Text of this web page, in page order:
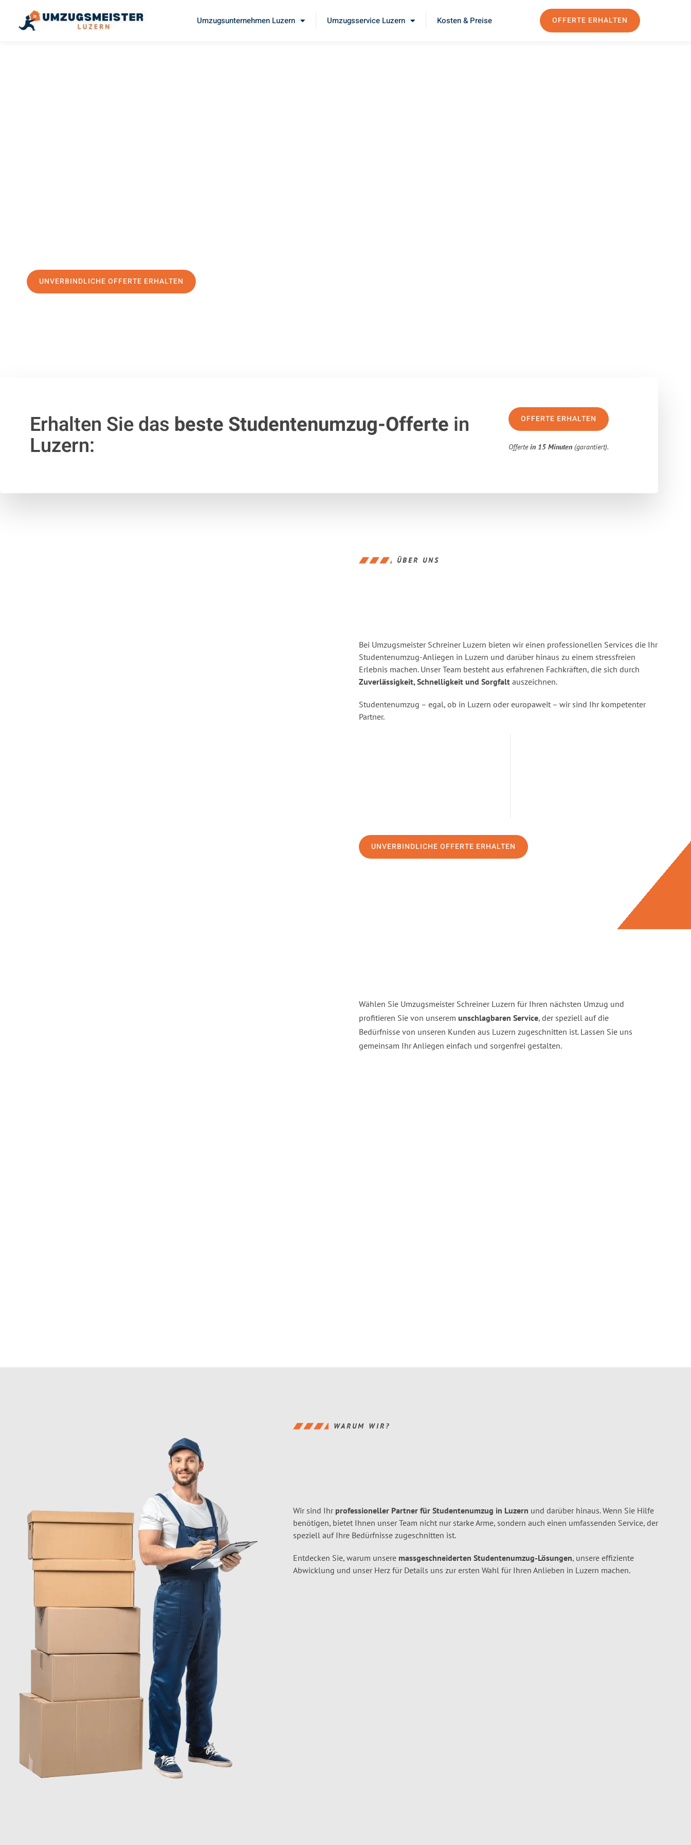
Umzugsunternehmen Luzern Umzugsservice Luzern Kosten & Preise OFFERTE ERHALTEN
UNVERBINDLICHE OFFERTE ERHALTEN
Erhalten Sie das beste Studentenumzug-Offerte in
Luzern:
OFFERTE ERHALTEN
Offertein 15 Minuten (garantiert).
ÜBER UNS
Bei Umzugsmeister Schreiner Luzern bieten wir einen professionellen Services die Ihr
Studentenumzug-Anliegen in Luzern und darüber hinaus zu einem stressfreien
Erlebnis machen. Unser Team besteht aus erfahrenen Fachkräften, die sich durch
Zuverlässigkeit, Schnelligkeit und Sorgfalt auszeichnen.
Studentenumzug – egal, ob in Luzern oder europaweit – wir sind Ihr kompetenter
Partner.
UNVERBINDLICHE OFFERTE ERHALTEN
Wählen Sie Umzugsmeister Schreiner Luzern für Ihren nächsten Umzug und
profitieren Sie von unserem unschlagbaren Service, der speziell auf die
Bedürfnisse von unseren Kunden aus Luzern zugeschnitten ist. Lassen Sie uns
gemeinsam Ihr Anliegen einfach und sorgenfrei gestalten.
WARUM WIR?
Wir sind Ihr professioneller Partner für Studentenumzug in Luzern und darüber hinaus. Wenn Sie Hilfe
benötigen, bietet Ihnen unser Team nicht nur starke Arme, sondern auch einen umfassenden Service, der
speziell auf Ihre Bedürfnisse zugeschnitten ist.
Entdecken Sie, warum unsere massgeschneiderten Studentenumzug-Lösungen, unsere effiziente
Abwicklung und unser Herz für Details uns zur ersten Wahl für Ihren Anlieben in Luzern machen.